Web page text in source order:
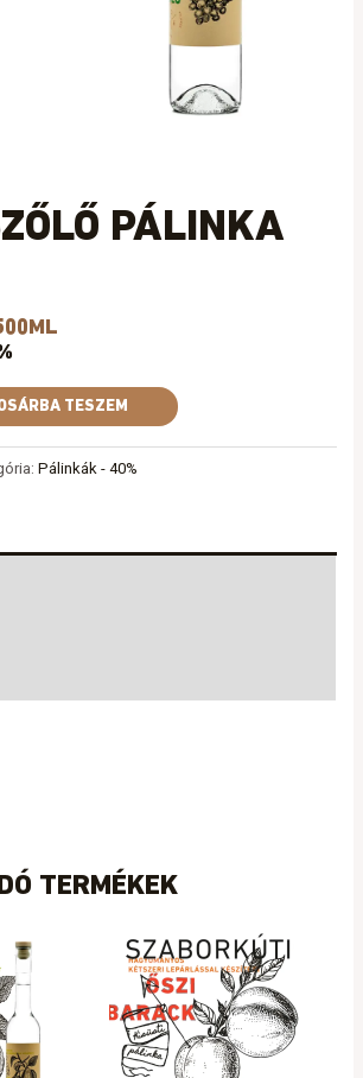
PÁLINKA
TESZEM
Pálinkák - 40%
TERMÉKEK